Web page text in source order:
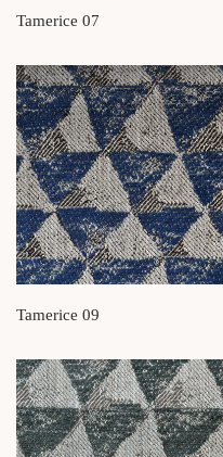
Tamerice 07
Tamerice 09